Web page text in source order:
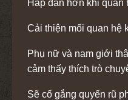
Hấp dẫn hơn khi quan
Cải thiện mối quan hệ
Phụ nữ và nam giới
cảm thấy thích trò
Sẽ cố gắng quyến rũ